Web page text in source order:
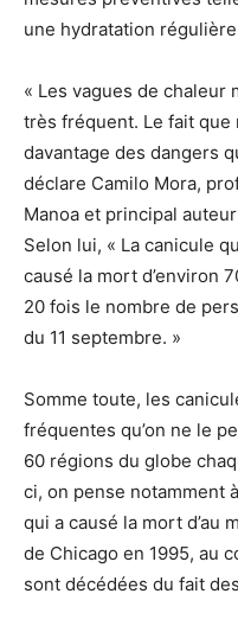
une hydratation
« Les vagues de
très fréquent. Le fait que
davantage des dangers
déclare Camilo Mora,
Manoa et principal auteur
Selon lui, « La canicule
causé la mort d’environ
20 fois le nombre de
du 11 septembre. »
Somme toute, les
fréquentes qu’on ne le
60 régions du globe
ci, on pense notamment
qui a causé la mort d’au
de Chicago en 1995, au
sont décédées du fait